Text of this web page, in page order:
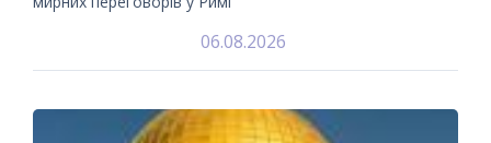
06.08.2026